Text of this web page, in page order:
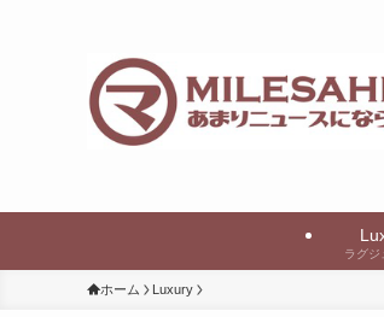
ラグジ
ホーム Luxury